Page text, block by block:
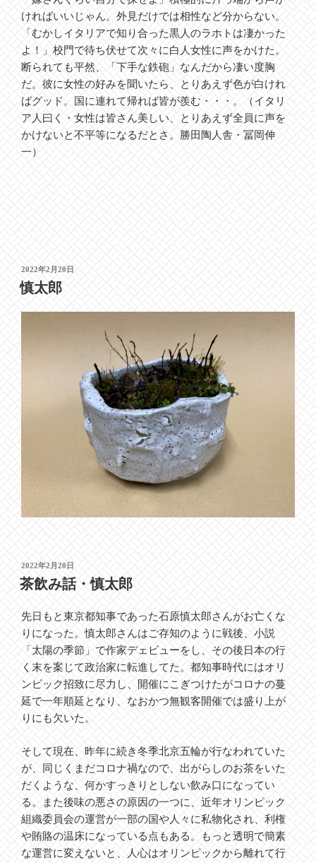
ければいいじゃん。外見だけでは相性など分からない。
「むかしイタリアで知り合った黒人のラホトは凄かった
よ！」校門で待ち伏せて次々に白人女性に声をかけた。
断られても平然、「下手な鉄砲」なんだから凄い度胸
だ。彼に女性の好みを聞いたら、とりあえず色が白けれ
ばグッド。国に連れて帰れば皆が羨む・・・。（イタリ
ア人曰く・女性は皆さん美しい、とりあえず全員に声を
かけないと不平等になるだとさ。勝田陶人舎・冨岡伸
一）
投
稿
日:
2022年2月20日
慎太郎
投
稿
日:
2022年2月20日
茶飲み話・慎太郎
先日もと東京都知事であった石原慎太郎さんがお亡くな
りになった。慎太郎さんはご存知のように戦後、小説
「太陽の季節」で作家デェビューをし、その後日本の行
く末を案じて政治家に転進してた。都知事時代にはオリ
ンピック招致に尽力し、開催にこぎつけたがコロナの蔓
延で一年順延となり、なおかつ無観客開催では盛り上が
りにも欠いた。
そして現在、昨年に続き冬季北京五輪が行なわれていた
が、同じくまだコロナ禍なので、出がらしのお茶をいた
だくような、何かすっきりとしない飲み口になってい
る。また後味の悪さの原因の一つに、近年オリンピック
組織委員会の運営が一部の国や人々に私物化され、利権
や賄賂の温床になっている点もある。もっと透明で簡素
な運営に変えないと、人心はオリンピックから離れて行